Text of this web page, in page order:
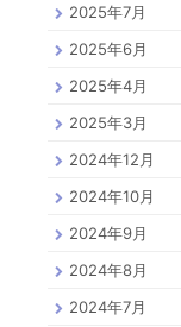
2025年7月
2025年6月
2025年4月
2025年3月
2024年12月
2024年10月
2024年9月
2024年8月
2024年7月